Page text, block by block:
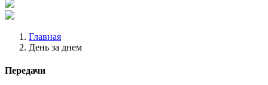
Главная
День за днем
Передачи